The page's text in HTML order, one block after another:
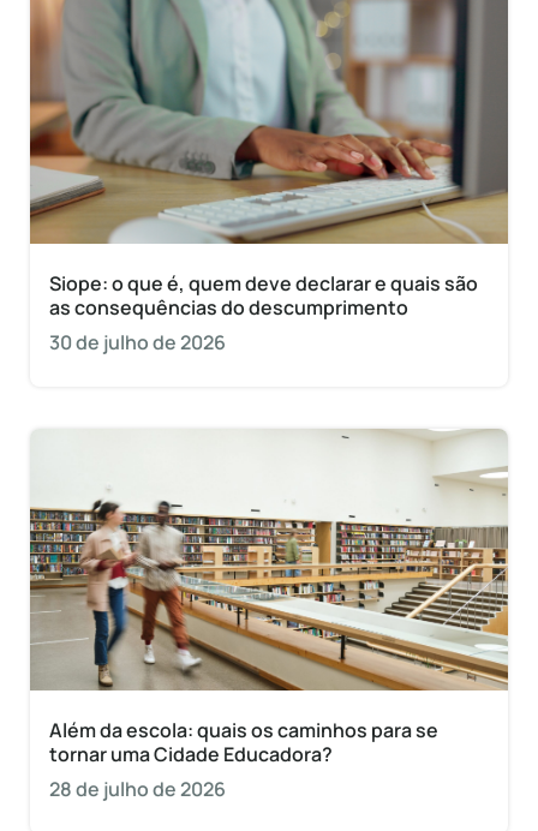
Siope: o que é, quem deve declarar e quais são
as consequências do descumprimento
30 de julho de 2026
Além da escola: quais os caminhos para se
tornar uma Cidade Educadora?
28 de julho de 2026